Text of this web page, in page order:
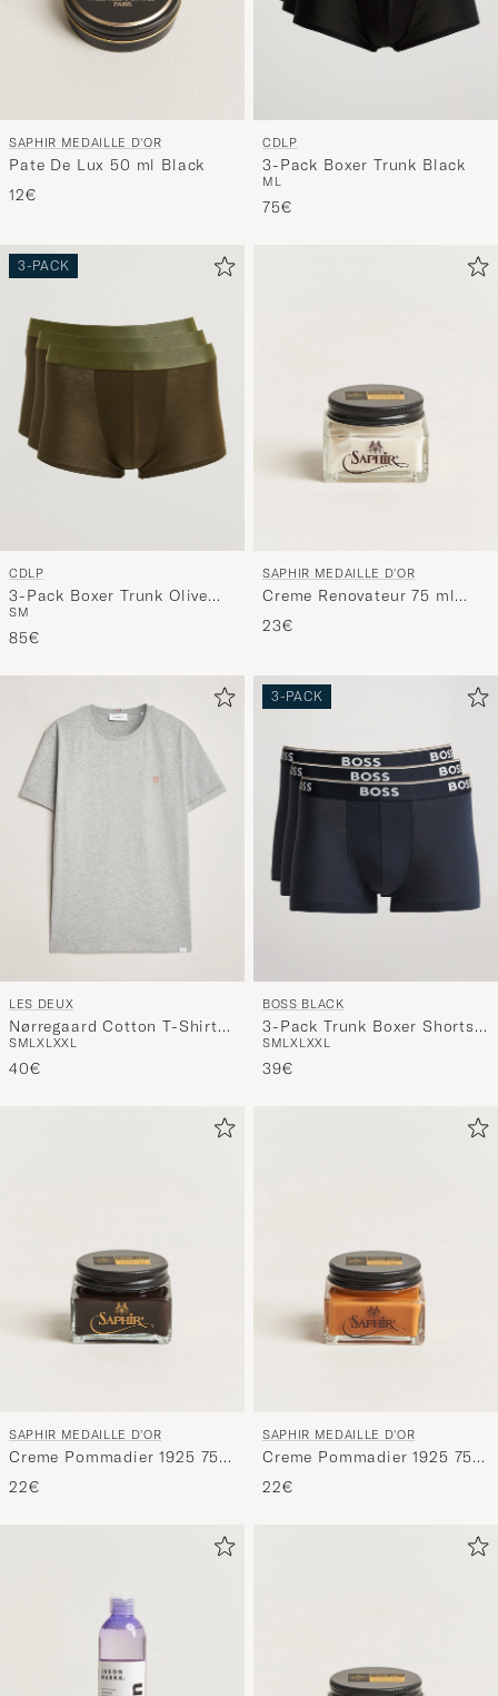
SAPHIR MEDAILLE D'OR
Pate De Lux 50 ml Black
12€
CDLP
3-Pack Boxer Trunk Black
M L
75€
3-PACK
CDLP
3-Pack Boxer Trunk Olive
Green
SM
85€
SAPHIR MEDAILLE D'OR
Creme Renovateur 75 ml
Neutral
23€
LES DEUX
Nørregaard Cotton T-Shirt
Grey Melange
SMLXLXXL
40€
3-PACK
BOSS BLACK
3-Pack Trunk Boxer Shorts
Open Blue
SMLXLXXL
39€
SAPHIR MEDAILLE D'OR
Creme Pommadier 1925 75
ml Dark Brown
22€
SAPHIR MEDAILLE D'OR
Creme Pommadier 1925 75
ml Light Brown
22€